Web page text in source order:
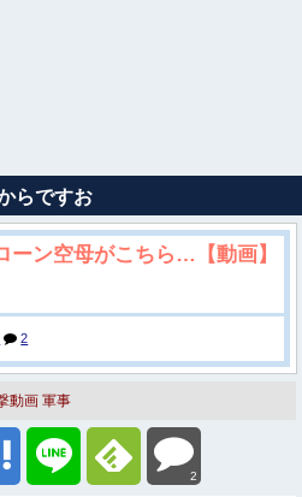
らですお
ーン空母がこちら…【動画】
2
動画 軍事
2